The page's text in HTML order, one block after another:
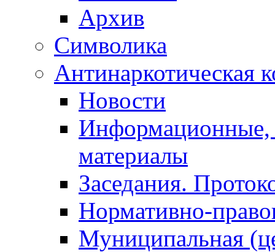
Архив
Символика
Антинаркотическая
Новости
Информационные,
материалы
Заседания.
Нормативно-
Муниципальная